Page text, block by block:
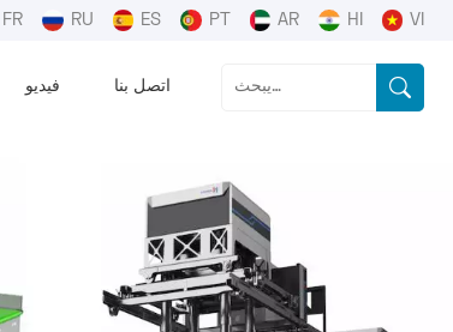
FR RU ES PT AR HI VI
فيديو اتصل بنا